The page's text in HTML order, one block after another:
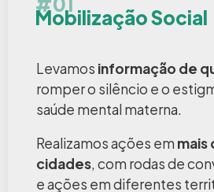
Mobilização Social
Levamos informação de
romper o silêncio e o
saúde mental materna.
Realizamos ações em mais
cidades, com rodas de
e ações em diferentes